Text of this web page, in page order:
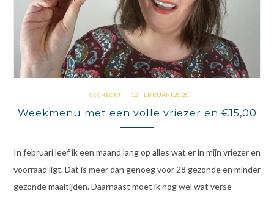
GECHECKT 12 FEBRUARI 2020
Weekmenu met een volle vriezer en €15,00
In februari leef ik een maand lang op alles wat er in mijn vriezer en
voorraad ligt. Dat is meer dan genoeg voor 28 gezonde en minder
gezonde maaltijden. Daarnaast moet ik nog wel wat verse